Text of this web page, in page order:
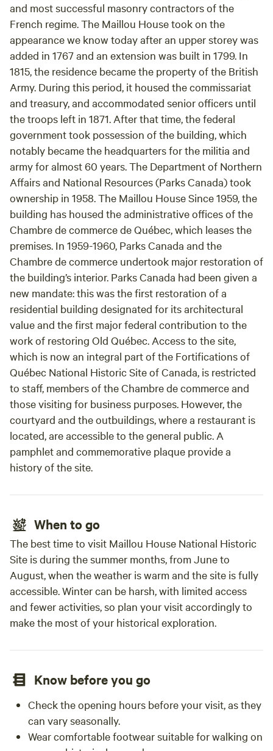
and most successful masonry contractors of the
French regime. The Maillou House took on the
appearance we know today after an upper storey was
added in 1767 and an extension was built in 1799. In
1815, the residence became the property of the British
Army. During this period, it housed the commissariat
and treasury, and accommodated senior officers until
the troops left in 1871. After that time, the federal
government took possession of the building, which
notably became the headquarters for the militia and
army for almost 60 years. The Department of Northern
Affairs and National Resources (Parks Canada) took
ownership in 1958. The Maillou House Since 1959, the
building has housed the administrative offices of the
Chambre de commerce de Québec, which leases the
premises. In 1959-1960, Parks Canada and the
Chambre de commerce undertook major restoration of
the building’s interior. Parks Canada had been given a
new mandate: this was the first restoration of a
residential building designated for its architectural
value and the first major federal contribution to the
work of restoring Old Québec. Access to the site,
which is now an integral part of the Fortifications of
Québec National Historic Site of Canada, is restricted
to staff, members of the Chambre de commerce and
those visiting for business purposes. However, the
courtyard and the outbuildings, where a restaurant is
located, are accessible to the general public. A
pamphlet and commemorative plaque provide a
history of the site.
When to go
The best time to visit Maillou House National Historic
Site is during the summer months, from June to
August, when the weather is warm and the site is fully
accessible. Winter can be harsh, with limited access
and fewer activities, so plan your visit accordingly to
make the most of your historical exploration.
Know before you go
Check the opening hours before your visit, as they
can vary seasonally.
Wear comfortable footwear suitable for walking on